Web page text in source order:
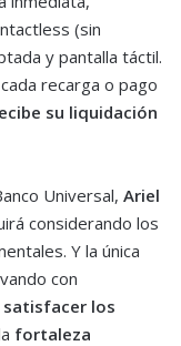
(sin
y pantalla táctil.
recarga o pago
su liquidación
Universal, Ariel
considerando los
Y la única
con
los
fortaleza